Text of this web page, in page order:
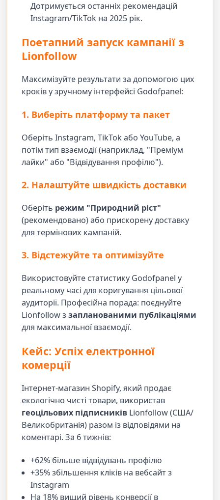
Дотримується останніх рекомендацій
Instagram/TikTok на 2025 рік.
Поетапний запуск кампанії з
Lionfollow
Максимізуйте результати за допомогою цих
кроків у зручному інтерфейсі Godofpanel:
1. Виберіть платформу та пакет
Оберіть Instagram, TikTok або YouTube, а
потім тип взаємодії (наприклад, "Преміум
лайки" або "Відвідування профілю").
2. Налаштуйте швидкість доставки
Оберіть режим "Природний ріст"
(рекомендовано) або прискорену доставку
для термінових кампаній.
3. Відстежуйте та оптимізуйте
Використовуйте статистику Godofpanel у
реальному часі для коригування цільової
аудиторії. Професійна порада: поєднуйте
Lionfollow ззапланованими публікаціями
для максимальної взаємодії.
Кейс: Успіх електронної
комерції
Інтернет-магазин Shopify, який продає
екологічно чисті товари, використав
геоцільових підписників Lionfollow (США/
Великобританія) разом із відповідями на
коментарі. За 6 тижнів:
+62% більше відвідувань профілю
+35% збільшення кліків на вебсайт з
Instagram
На 18% вищий рівень конверсії в